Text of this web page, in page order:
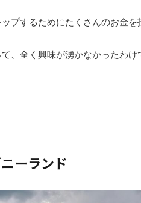
プするためにたくさんのお金
、全く興味が湧かなかったわけ
ーランド